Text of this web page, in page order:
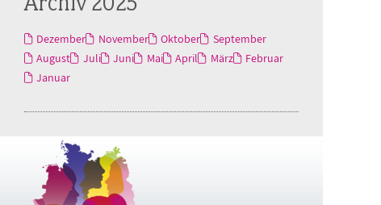
Dezember November Oktober
September
August
Juli Juni Mai April März
Februar
Januar